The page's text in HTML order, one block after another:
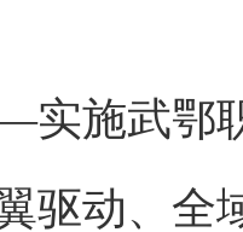
武鄂职
驱动、全